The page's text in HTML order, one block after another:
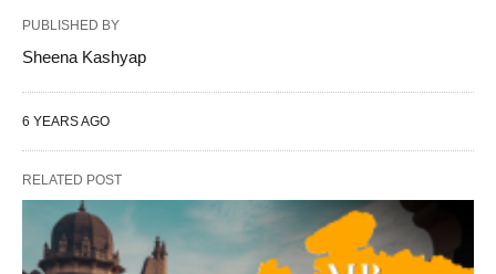
PUBLISHED BY
Sheena Kashyap
6 YEARS AGO
RELATED POST